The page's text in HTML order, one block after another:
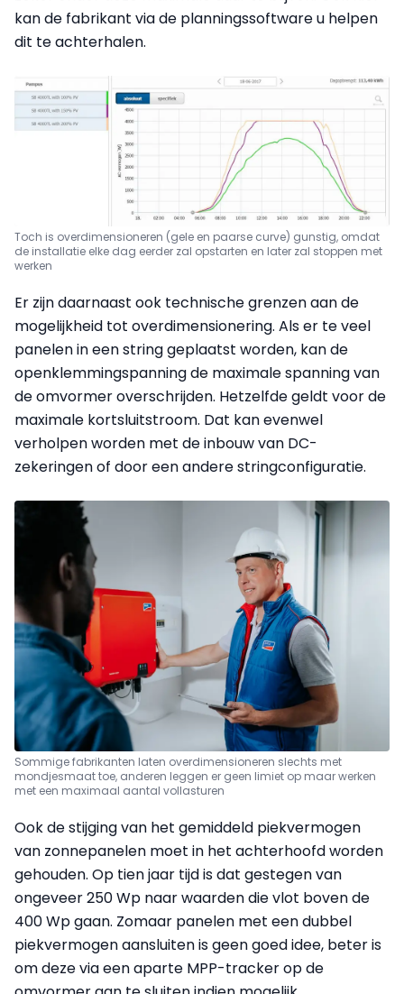
kan de fabrikant via de planningssoftware u helpen
dit te achterhalen.
Toch is overdimensioneren (gele en paarse curve) gunstig, omdat
de installatie elke dag eerder zal opstarten en later zal stoppen met
werken
Er zijn daarnaast ook technische grenzen aan de
mogelijkheid tot overdimensionering. Als er te veel
panelen in een string geplaatst worden, kan de
openklemmingspanning de maximale spanning van
de omvormer overschrijden. Hetzelfde geldt voor de
maximale kortsluitstroom. Dat kan evenwel
verholpen worden met de inbouw van DC-
zekeringen of door een andere stringconfiguratie.
Sommige fabrikanten laten overdimensioneren slechts met
mondjesmaat toe, anderen leggen er geen limiet op maar werken
met een maximaal aantal vollasturen
Ook de stijging van het gemiddeld piekvermogen
van zonnepanelen moet in het achterhoofd worden
gehouden. Op tien jaar tijd is dat gestegen van
ongeveer 250 Wp naar waarden die vlot boven de
400 Wp gaan. Zomaar panelen met een dubbel
piekvermogen aansluiten is geen goed idee, beter is
om deze via een aparte MPP-tracker op de